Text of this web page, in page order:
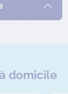
domicile